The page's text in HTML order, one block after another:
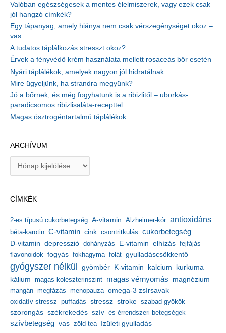
Valóban egészségesek a mentes élelmiszerek, vagy ezek csak
jól hangzó címkék?
Egy tápanyag, amely hiánya nem csak vérszegénységet okoz –
vas
A tudatos táplálkozás stresszt okoz?
Érvek a fényvédő krém használata mellett rosaceás bőr esetén
Nyári táplálékok, amelyek nagyon jól hidratálnak
Mire ügyeljünk, ha strandra megyünk?
Jó a bőrnek, és még fogyhatunk is a ribizlitől – uborkás-
paradicsomos ribizlisaláta-recepttel
Magas ösztrogéntartalmú táplálékok
ARCHÍVUM
í
u
m
CÍMKÉK
2-es típusú cukorbetegség A-vitamin Alzheimer-kór antioxidáns
béta-karotin C-vitamin cink csontritkulás cukorbetegség
D-vitamin depresszió dohányzás E-vitamin elhízás fejfájás
flavonoidok fogyás fokhagyma folát gyulladáscsökkentő
gyógyszer nélkül gyömbér K-vitamin kalcium kurkuma
kálium magas koleszterinszint magas vérnyomás magnézium
mangán megfázás menopauza omega-3 zsírsavak
oxidatív stressz puffadás stressz stroke szabad gyökök
szorongás székrekedés szív- és érrendszeri betegségek
szívbetegség vas zöld tea ízületi gyulladás